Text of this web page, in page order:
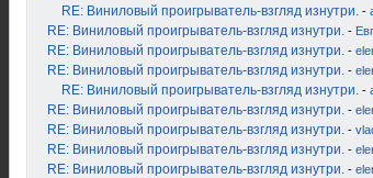
RE: Виниловый проигрыватель-взгляд изнутри. -
RE: Виниловый проигрыватель-взгляд изнутри. -
RE: Виниловый проигрыватель-взгляд изнутри. -
RE: Виниловый проигрыватель-взгляд изнутри. -
RE: Виниловый проигрыватель-взгляд изнутри. -
RE: Виниловый проигрыватель-взгляд изнутри. -
RE: Виниловый проигрыватель-взгляд изнутри. -
RE: Виниловый проигрыватель-взгляд изнутри. -
RE: Виниловый проигрыватель-взгляд изнутри. -